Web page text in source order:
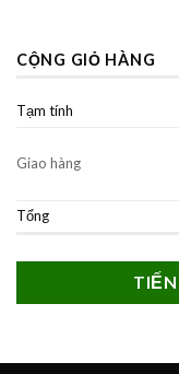
CỘNG GIỎ HÀNG
Tạm tính
Giao hàng
Tổng